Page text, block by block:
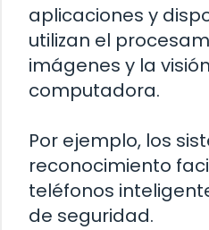
aplicaciones y
utilizan el
imágenes y la
computadora.
Por ejemplo, los
reconocimiento
teléfonos
de seguridad.